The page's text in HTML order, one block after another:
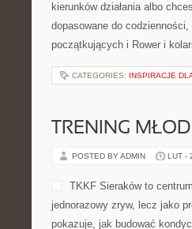
kierunków działania albo
dopasowane do
początkujących i Rower i
CATEGORIES: INSPIRACJE
TRENING
POSTED BY ADMIN LUT -
TKKF Sieraków to
jednorazowy zryw, lecz jako
pokazuje, jak budować